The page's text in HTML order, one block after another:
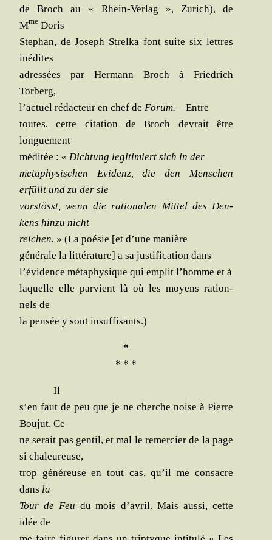
de Broch au « Rhein-Ver­lag », Zurich), de
Mme Doris
Ste­phan, de Joseph Strel­ka font suite six lettres
inédites
adres­sées par Her­mann Broch à Frie­drich
Torberg,
l’actuel rédac­teur en chef de Forum. —Entre
toutes, cette cita­tion de Broch devrait être
longuement
médi­tée : « Dich­tung legi­ti­miert sich in der
meta­phy­si­schen Evi­denz, die den Men­schen
erfüllt und zu der sie
vorstösst, wenn die ratio­na­len Mit­tel des Den­
kens hin­zu nicht
rei­chen. » (La poé­sie [et d’une manière
géné­rale la lit­té­ra­ture] a sa jus­ti­fi­ca­tion dans
l’évidence méta­phy­sique qui emplit l’homme et à
laquelle elle par­vient là où les moyens ration­
nels de
la pen­sée y sont insuffisants.)
*
* * *
Il
s’en faut de peu que je ne cherche noise à Pierre
Bou­jut. Ce
ne serait pas gen­til, et mal le remer­cier de la page
si chaleureuse,
trop géné­reuse en tout cas, qu’il me consacre
dans la
Tour de Feu du mois d’avril. Mais aus­si, cette
idée de